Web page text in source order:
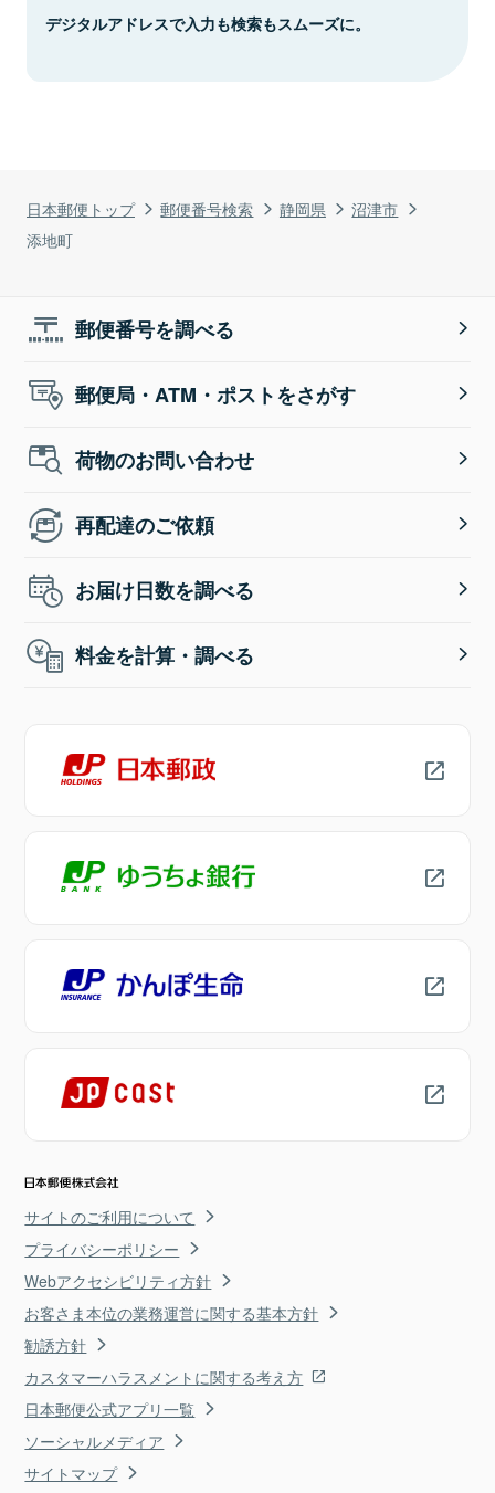
日本郵便トップ 郵便番号検索 静岡県
沼津市
添地町
デジタルアドレスで入力も検索もスムーズに。
郵便番号を調べる
郵便局・ATM・ポストをさがす
荷物のお問い合わせ
再配達のご依頼
お届け日数を調べる
料金を計算・調べる
サイトのご利用について
プライバシーポリシー
Webアクセシビリティ方針
お客さま本位の業務運営に関する基本方針
勧誘方針
カスタマーハラスメントに関する考え方
日本郵便公式アプリ一覧
ソーシャルメディア
サイトマップ